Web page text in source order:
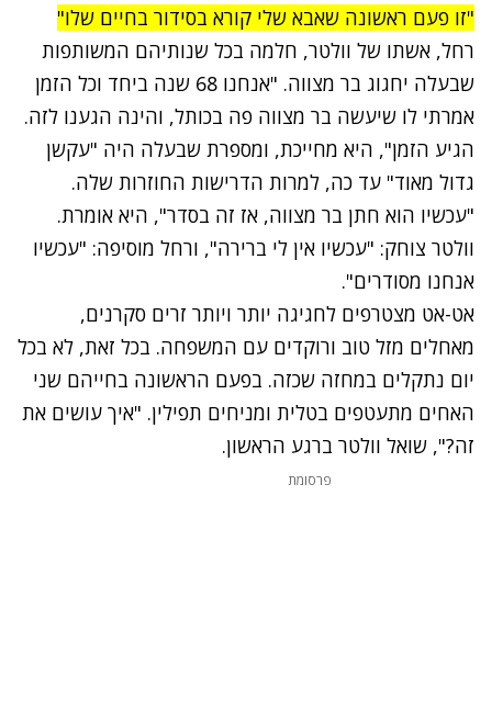
"זו פעם ראשונה שאבא שלי קורא בסידור בחיים שלו"
רחל, אשתו של וולטר, חלמה בכל שנותיהם המשותפות
שבעלה יחגוג בר מצווה. "אנחנו 68 שנה ביחד וכל הזמן
אמרתי לו שיעשה בר מצווה פה בכותל, והינה הגענו לזה.
הגיע הזמן", היא מחייכת, ומספרת שבעלה היה "עקשן
גדול מאוד" עד כה, למרות הדרישות החוזרות שלה.
"עכשיו הוא חתן בר מצווה, אז זה בסדר", היא אומרת.
וולטר צוחק: "עכשיו אין לי ברירה", ורחל מוסיפה: "עכשיו
אנחנו מסודרים".
אט-אט מצטרפים לחגיגה יותר ויותר זרים סקרנים,
מאחלים מזל טוב ורוקדים עם המשפחה. בכל זאת, לא בכל
יום נתקלים במחזה שכזה. בפעם הראשונה בחייהם שני
האחים מתעטפים בטלית ומניחים תפילין. "איך עושים את
זה?", שואל וולטר ברגע הראשון.
פרסומת